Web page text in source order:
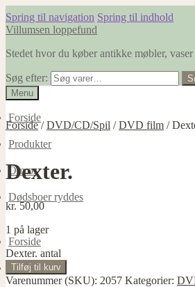
Spring til navigation Spring til indhold
Villumsen loppefund
Stedet hvor du køber antikke møbler, vaser
Søg efter:
Menu
Forside
Produkter
Om os
Dødsboer ryddes
Forside
Produkter
Forside/DVD/CD/Spil /DVD film /
Dexter.
kr.50,00
1 på lager
Dexter. antal
Tilføj til kurv
Varenummer (SKU): 2057 Kategorier: